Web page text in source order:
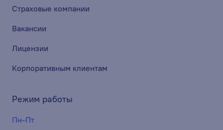
Страховые компании
Вакансии
Лицензии
Корпоративным клиентам
Режим работы
Пн-Пт